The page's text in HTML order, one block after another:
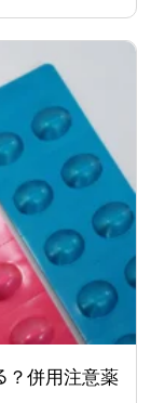
？併用注意薬